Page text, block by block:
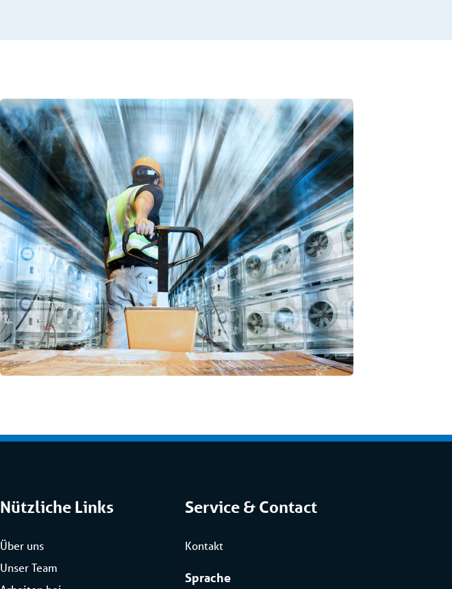
Nützliche Links
Über uns
Unser Team
Service & Contact
Kontakt
Sprache